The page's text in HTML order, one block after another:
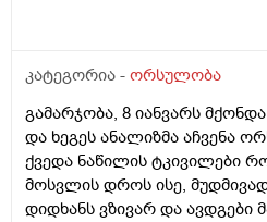
აღმოაჩნდა გულის მანკი,
მირჩიოთ ჯერ გენეტიკოსის
კატეგორია - ორსულობა
გამარჯობა, 8 იანვარს
და ხეგეს ანალიზმა აჩვენა
ქვედა ნაწილის ტკივილები
მოსვლის დროს ისე,
დიდხანს ვზივარ და ავდგები